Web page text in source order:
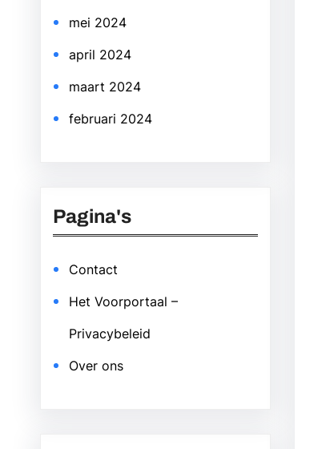
mei 2024
april 2024
maart 2024
februari 2024
Pagina's
Contact
Het Voorportaal –
Privacybeleid
Over ons